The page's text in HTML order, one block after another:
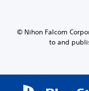
© Nihon Falcom
to and